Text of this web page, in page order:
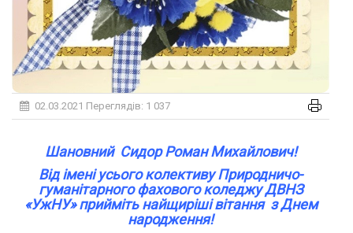
02.03.2021 Переглядів: 1 037
Шановний Сидор Роман Михайлович!
Від імені усього колективу Природничо-
гуманітарного фахового коледжу ДВНЗ
«УжНУ» прийміть найщиріші вітання з Днем
народження!